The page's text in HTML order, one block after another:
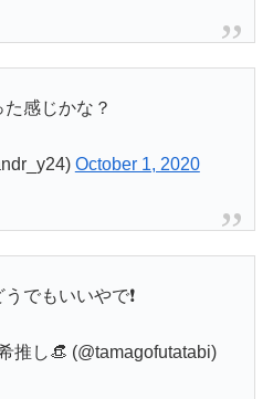
感じかな？
October 1, 2020
でもいいやで❗
推し👒 (@tamagofutatabi)